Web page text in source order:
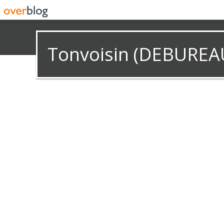
Tonvoisin